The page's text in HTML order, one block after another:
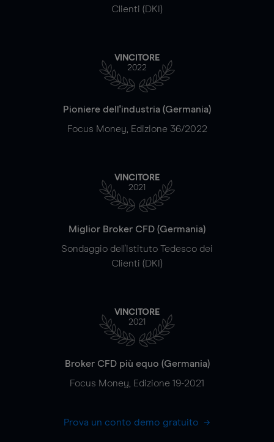
Clienti (DKI)
VINCITORE
2022
Pioniere dell'industria (Germania)
Focus Money, Edizione 36/2022
VINCITORE
2021
Miglior Broker CFD (Germania)
Sondaggio dell'Istituto Tedesco dei
Clienti (DKI)
VINCITORE
2021
Broker CFD più equo (Germania)
Focus Money, Edizione 19-2021
Prova un conto demo gratuito